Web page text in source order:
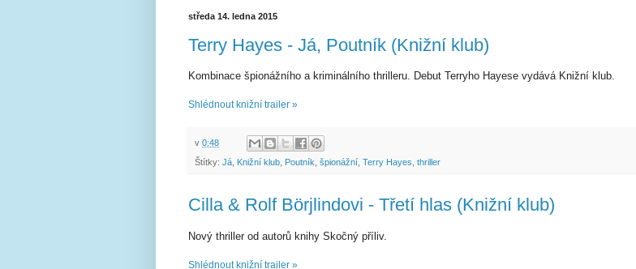
středa 14. ledna 2015
Terry Hayes - Já, Poutník (Knižní klub)
Kombinace špionážního a kriminálního thrilleru. Debut Terryho Hayese vydává Knižní klub.
Shlédnout knižní trailer »
v 0:48
Štítky: Já Knižní klub Poutník špionážní Terry Hayes thriller
Cilla & Rolf Börjlindovi - Třetí hlas (Knižní klub)
Nový thriller od autorů knihy Skočný příliv.
Shlédnout knižní trailer »